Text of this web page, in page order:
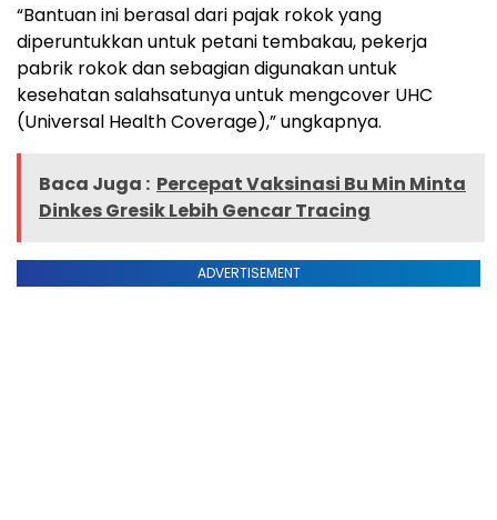
“Bantuan ini berasal dari pajak rokok yang
diperuntukkan untuk petani tembakau, pekerja
pabrik rokok dan sebagian digunakan untuk
kesehatan salahsatunya untuk mengcover UHC
(Universal Health Coverage),” ungkapnya.
Baca Juga : Percepat Vaksinasi Bu Min Minta
Dinkes Gresik Lebih Gencar Tracing
ADVERTISEMENT